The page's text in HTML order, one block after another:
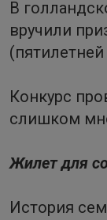
В
вручили
Конкурс
слишком
Жилет для
История